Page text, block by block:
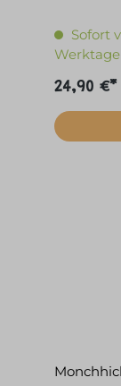
Sofort
Werktage
24,90 €*